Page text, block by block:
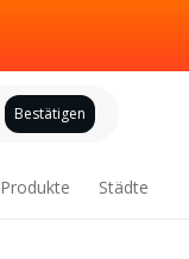
Bestätigen
Produkte Städte